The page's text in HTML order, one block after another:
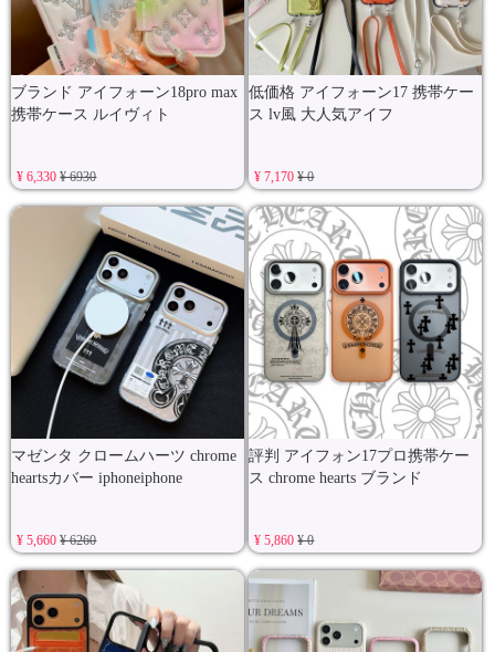
ブランド アイフォーン18pro max
携帯ケース ルイヴィト
¥ 6,330¥ 6930
低価格 アイフォーン17 携帯ケー
ス lv風 大人気アイフ
¥ 7,170¥ 0
マゼンタ クロームハーツ chrome
heartsカバー iphoneiphone
¥ 5,660¥ 6260
評判 アイフォン17プロ携帯ケー
ス chrome hearts ブランド
¥ 5,860¥ 0